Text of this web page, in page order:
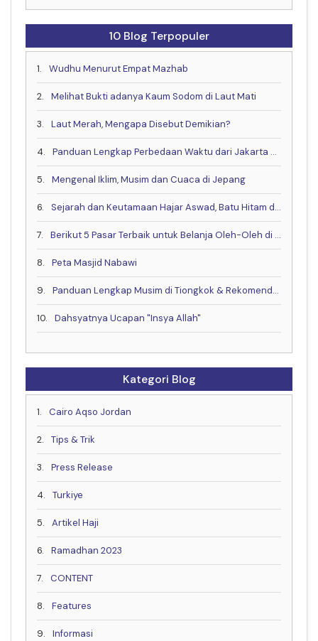
10 Blog Terpopuler
1. Wudhu Menurut Empat Mazhab
2. Melihat Bukti adanya Kaum Sodom di Laut Mati
3. Laut Merah, Mengapa Disebut Demikian?
4. Panduan Lengkap Perbedaan Waktu dari Jakarta ke China, Eropa dan Negara Lain
5. Mengenal Iklim, Musim dan Cuaca di Jepang
6. Sejarah dan Keutamaan Hajar Aswad, Batu Hitam dari Surga
7. Berikut 5 Pasar Terbaik untuk Belanja Oleh-Oleh di Kota Makkah
8. Peta Masjid Nabawi
9. Panduan Lengkap Musim di Tiongkok & Rekomendasi Waktu Terbaik untuk Berkunjung!
10. Dahsyatnya Ucapan "Insya Allah"
Kategori Blog
1. Cairo Aqso Jordan
2. Tips & Trik
3. Press Release
4. Turkiye
5. Artikel Haji
6. Ramadhan 2023
7. CONTENT
8. Features
9. Informasi